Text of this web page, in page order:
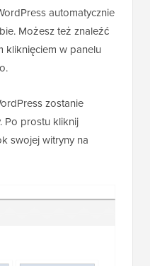
automatycznie
Możesz też znaleźć
kliknięciem w panelu
zostanie
Po prostu kliknij
swojej witryny na